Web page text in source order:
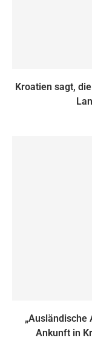
Kroatien sagt,
Ankunft in